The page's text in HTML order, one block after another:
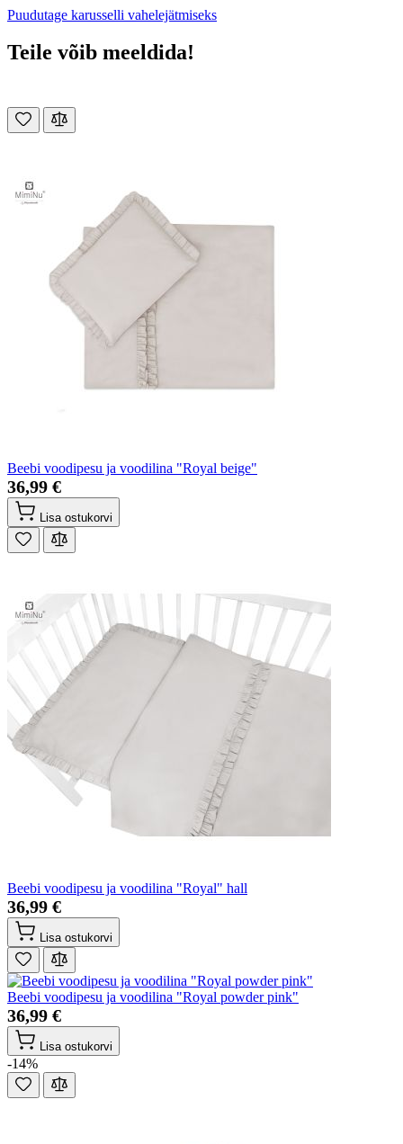
Puudutage karusselli vahelejätmiseks
Teile võib meeldida!
Beebi voodipesu ja voodilina "Royal beige"
36,99 €
Lisa ostukorvi
Beebi voodipesu ja voodilina "Royal" hall
36,99 €
Lisa ostukorvi
Beebi voodipesu ja voodilina "Royal powder pink"
36,99 €
Lisa ostukorvi
-14%